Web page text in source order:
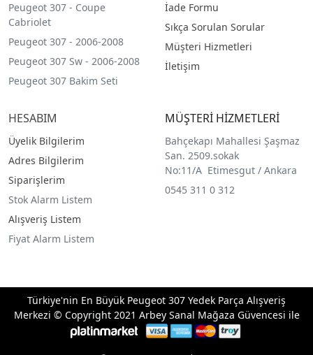
Peugeot 307 - Coupe
Cabriolet
Peugeot 307 - 2006-2008
Peugeot 307 Sw - 2006-2008
Peugeot 307 Bakim Seti
İade Formu
Sıkça Sorulan Sorular
Müşteri Hizmetleri
İletişim
HESABIM
Üyelik Bilgilerim
Adres Bilgilerim
Siparişlerim
Stok Alarm Listem
Alışveriş Listem
Fiyat Alarm Listem
MÜŞTERİ HİZMETLERİ
Bahçekapı Mahallesi Şaşmaz
San. 2509.sokak
No:11/A Etimesgut / Ankara
0545 311 0 312
Türkiye'nin En Büyük Peugeot 307 Yedek Parça Alışveriş
Merkezi © Copyright 2021 Arbey Sanal Mağaza Güvencesi ile